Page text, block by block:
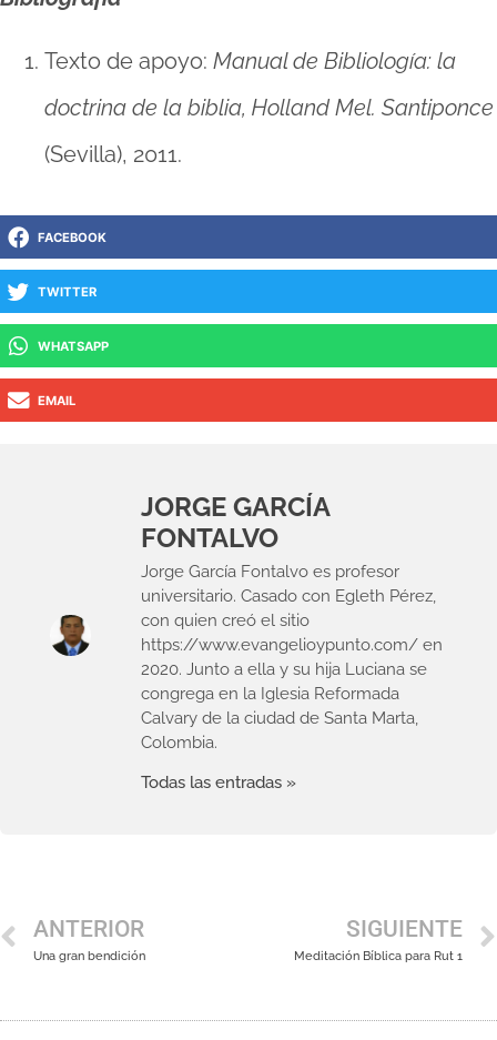
Texto de apoyo: Manual de Bibliología: la
doctrina de la biblia, Holland Mel. Santiponce
(Sevilla), 2011.
FACEBOOK
TWITTER
WHATSAPP
EMAIL
JORGE GARCÍA
FONTALVO
Jorge García Fontalvo es profesor
universitario. Casado con Egleth Pérez,
con quien creó el sitio
https://www.evangelioypunto.com/ en
2020. Junto a ella y su hija Luciana se
congrega en la Iglesia Reformada
Calvary de la ciudad de Santa Marta,
Colombia.
Todas las entradas »
ANTERIOR
Una gran bendición
SIGUIENTE
Meditación Bíblica para Rut 1